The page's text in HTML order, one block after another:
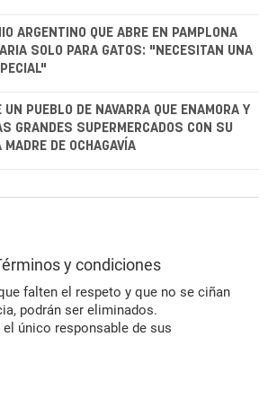
ARGENTINO QUE ABRE EN PAMPLONA
SOLO PARA GATOS: "NECESITAN UNA
UN PUEBLO DE NAVARRA QUE ENAMORA Y
GRANDES SUPERMERCADOS CON SU
MADRE DE OCHAGAVÍA
y condiciones
falten el respeto y que no se ciñan
podrán ser eliminados.
único responsable de sus